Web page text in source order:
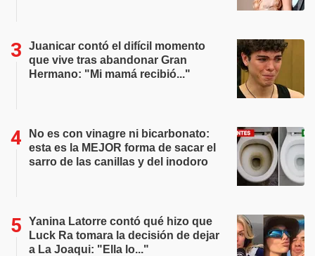
Juanicar contó el difícil momento
que vive tras abandonar Gran
Hermano: "Mi mamá recibió..."
No es con vinagre ni bicarbonato:
esta es la MEJOR forma de sacar el
sarro de las canillas y del inodoro
Yanina Latorre contó qué hizo que
Luck Ra tomara la decisión de dejar
a La Joaqui: "Ella lo..."